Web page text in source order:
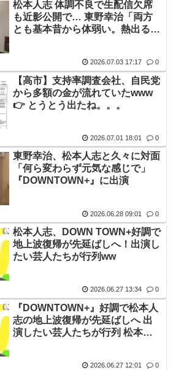
松本人志 体調不良で生配信欠席
も近影公開で… 東野幸治「両方
とも基本昔から体弱い。熱出ると
2026.07.03 17:17 0
【高市】支持率調査会社、自民党
から多額の金が流れていたwww
👉 とうとう出たね。。。
2026.07.01 18:01 0
東野幸治、松本人志と久々に対面
「何ら変わらず元気な感じで」
『DOWNTOWN+』に出演
2026.06.28 09:01 0
松本人志、DOWN TOWN+好調で
地上波復帰が先延ばしへ！出演し
たい芸人たちが行列ww
2026.06.27 13:34 0
『DOWNTOWN+』好調で松本人
志の地上波復帰が先延ばしへ 出
演したい芸人たちが行列 松本
2026.06.27 12:01 0